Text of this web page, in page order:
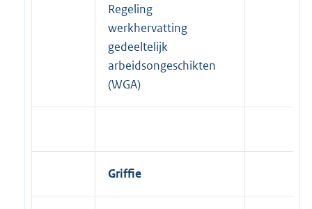
Regeling
werkhervatting
gedeeltelijk
arbeidsongeschikten
(WGA)
Griffie